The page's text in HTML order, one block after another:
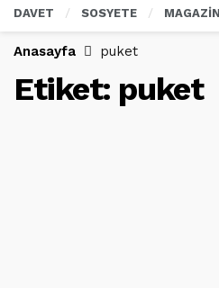
DAVET SOSYETE MAGAZİN
Anasayfa puket
Etiket: puket